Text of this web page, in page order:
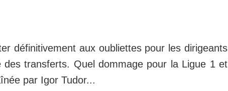
définitivement aux oubliettes pour les dirigeants
des transferts. Quel dommage pour la Ligue 1 et
par Igor Tudor...